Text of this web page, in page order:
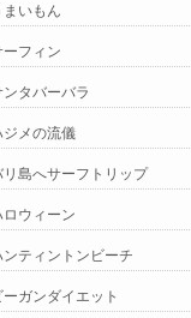
まいもん
ーフィン
ンタバーバラ
ジメの流儀
リ島へサーフトリップ
ロウィーン
ンティントンビーチ
ーガンダイエット